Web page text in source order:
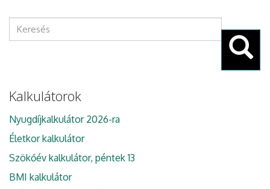
Keresés
űrlap
Kalkulátorok
Nyugdíjkalkulátor 2026-ra
Életkor kalkulátor
Szökőév kalkulátor, péntek 13
BMI kalkulátor